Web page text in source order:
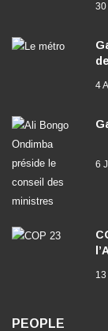
30
4
6
PEOPLE